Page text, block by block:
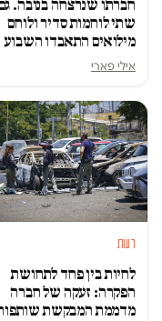
חברתו שנרצחה בנובה.
שתי לוחמות סדיר ולוחם
מילואים התאבדו השבוע
אילי פארי
דעות
לחיות בין פחד לתחושת
הפקרה: זעקה של חברה
מדממת המבקשת